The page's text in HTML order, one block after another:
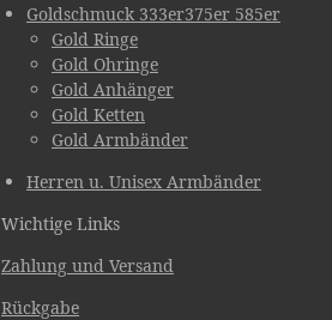
Goldschmuck 333er375er 585er
Gold Ringe
Gold Ohringe
Gold Anhänger
Gold Ketten
Gold Armbänder
Herren u. Unisex Armbänder
Wichtige Links
Zahlung und Versand
Rückgabe